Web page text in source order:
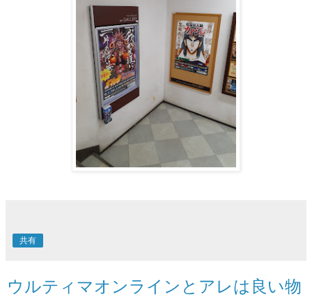
共有
ウルティマオンラインとアレは良い物